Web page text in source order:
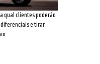
qual clientes poderão
diferenciais e tirar